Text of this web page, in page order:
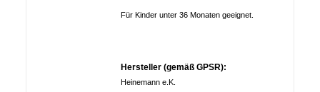
Für Kinder unter 36 Monaten geeignet.
Hersteller (gemäß GPSR):
Heinemann e.K.